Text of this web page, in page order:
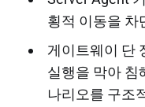
횡적 이동을 차
게이트웨이 단
실행을 막아 침
나리오를 구조